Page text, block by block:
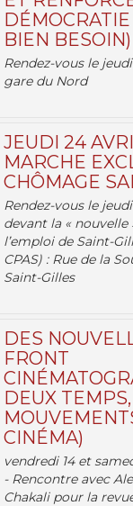
BIEN
Rendez-vous le
gare du Nord
JEUDI 24
MARCHE
CHÔMAGE
Rendez-vous le
devant la « nouvelle
l’emploi de Saint-
CPAS) : Rue de la
Saint-Gilles
DES
FRONT
DEUX
CINÉMA)
vendredi 14 et
- Rencontre avec
Chakali pour la